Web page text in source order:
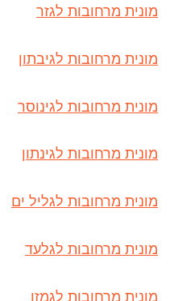
מונית מרחובות לגזר
מונית מרחובות לגיבתון
מונית מרחובות לגינוסר
מונית מרחובות לגינתון
מונית מרחובות לגליל ים
מונית מרחובות לגלעד
מונית מרחובות לגמזו